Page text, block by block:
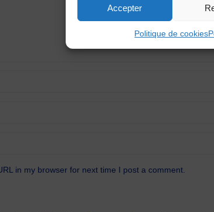
Accepter
Politique de cookies
in my browser for next time I post a comment.